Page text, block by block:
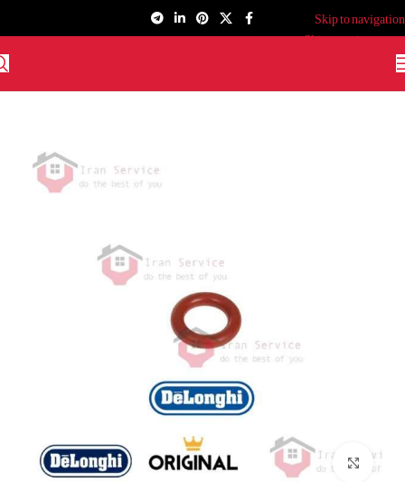
Skip to navigation
Skip to main content
برای بزرگنمایی کلیک کنید